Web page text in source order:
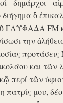
- δημάρχοι -
διήγημα ὃ
ΓΛΥΦΑΔΑ FM
την
και τῶν
περί τῶν
πατρίς μου,